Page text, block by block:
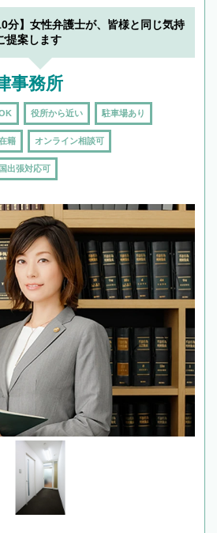
以降TEL可の条件
加えて再検索
分】女性弁護士が、皆様と同じ気持
提案します
事務所
役所から近い 駐車場あり
籍 オンライン相談可
出張対応可